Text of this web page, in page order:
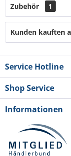
Zubehör 1
Kunden kauften
Service Hotline
Shop Service
Informationen